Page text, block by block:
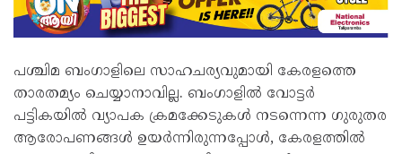
പശ്ചിമ ബംഗാളിലെ സാഹചര്യവുമായി കേരളത്തെ
താരതമ്യം ചെയ്യാനാവില്ല. ബംഗാളിൽ വോട്ടർ
പട്ടികയിൽ വ്യാപക ക്രമക്കേടുകൾ നടന്നെന്ന ഗുരുതര
ആരോപണങ്ങൾ ഉയർന്നിരുന്നപ്പോൾ, കേരളത്തിൽ